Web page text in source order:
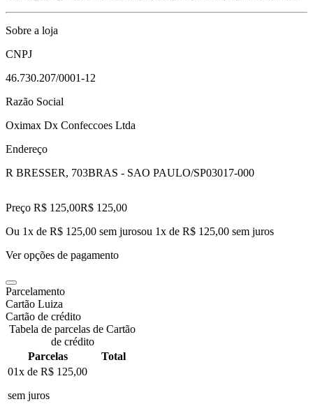
Sobre a loja
CNPJ
46.730.207/0001-12
Razão Social
Oximax Dx Confeccoes Ltda
Endereço
R BRESSER, 703BRAS - SAO PAULO/SP03017-000
Preço R$ 125,00R$ 125,00
Ou 1x de R$ 125,00 sem jurosou 1x de R$ 125,00 sem juros
Ver opções de pagamento
Parcelamento
Cartão Luiza
Cartão de crédito
Tabela de parcelas de Cartão
de crédito
Parcelas
Total
01x de R$ 125,00
sem juros